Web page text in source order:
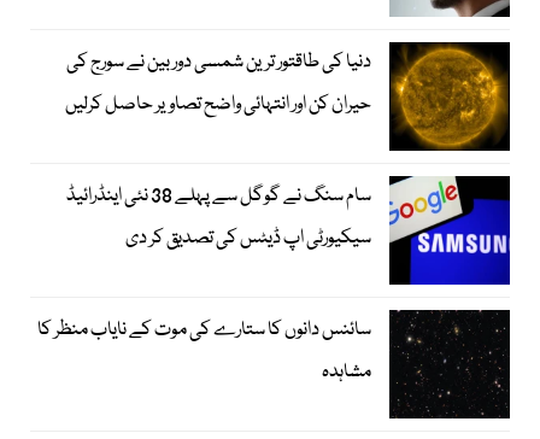
دنیا کی طاقتور ترین شمسی دوربین نے سورج کی
حیران کن اور انتہائی واضح تصاویر حاصل کرلیں
سام سنگ نے گوگل سے پہلے 38 نئی اینڈرائیڈ
سیکیورٹی اپ ڈیٹس کی تصدیق کر دی
سائنس دانوں کا ستارے کی موت کے نایاب منظر کا
مشاہدہ